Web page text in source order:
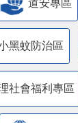
道安專區
黑蚊防治區
社會福利專區